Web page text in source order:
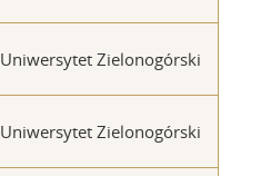
Uniwersytet Zielonogórski
Uniwersytet Zielonogórski